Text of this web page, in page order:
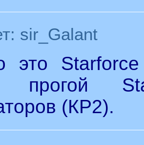
sir_Galant
это
прогой
(КР2).